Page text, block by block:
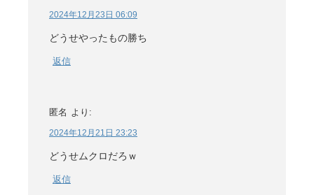
2024年12月23日 06:09
どうせやったもの勝ち
返信
匿名 より:
2024年12月21日 23:23
どうせムクロだろｗ
返信